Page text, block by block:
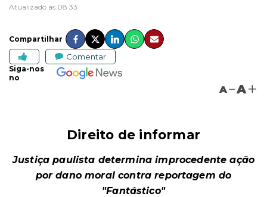
Atualizado às 08:33
Compartilhar
Comentar
Siga-nos
no
A A
Direito de informar
Justiça paulista determina improcedente ação
por dano moral contra reportagem do
"Fantástico"